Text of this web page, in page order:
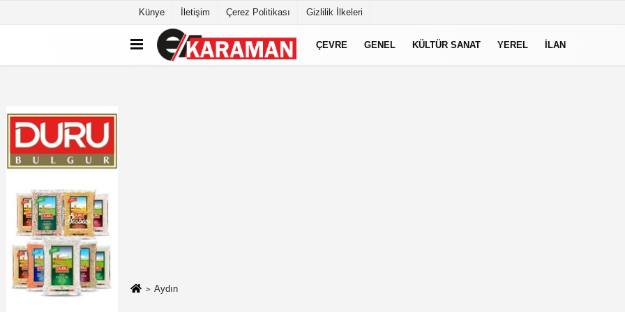
Künye İletişim Çerez Politikası Gizlilik İlkeleri
ÇEVRE GENEL KÜLTÜR SANAT YEREL İLAN
Aydın